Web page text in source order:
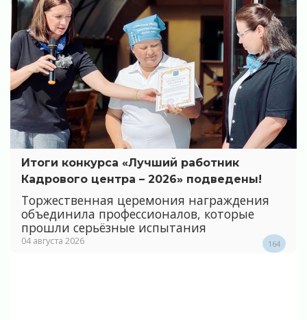
Итоги конкурса «Лучший работник
Кадрового центра – 2026» подведены!
Торжественная церемония награждения
объединила профессионалов, которые
прошли серьёзные испытания
04 августа 2026 164